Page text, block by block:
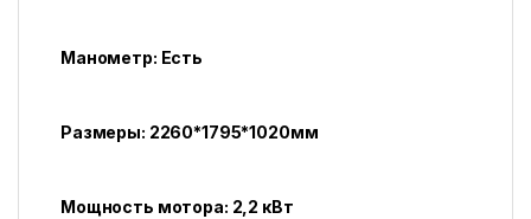
Манометр: Есть
Размеры: 2260*1795*1020мм
Мощность мотора: 2,2 кВт